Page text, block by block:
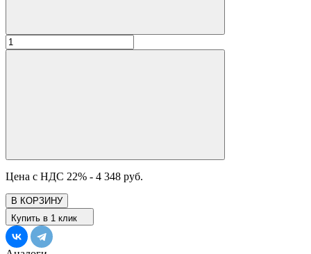
Цена с НДС 22% - 4 348 руб.
В КОРЗИНУ
Купить в 1 клик